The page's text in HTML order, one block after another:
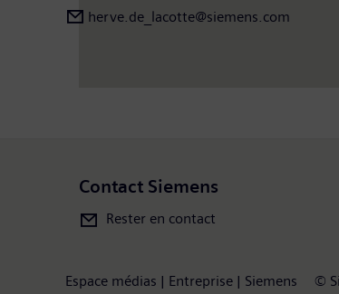
herve.de_lacotte@siemens.com
Contact Siemens
Rester en contact
Espace médias | Entreprise | Siemens ©